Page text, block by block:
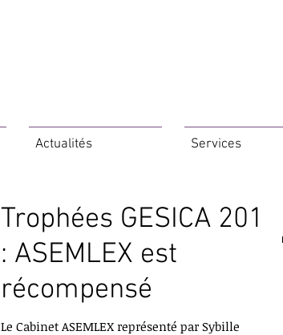
Actualités Services
Trophées GESICA 2016
: ASEMLEX est
récompensé
Le Cabinet ASEMLEX représenté par Sybille